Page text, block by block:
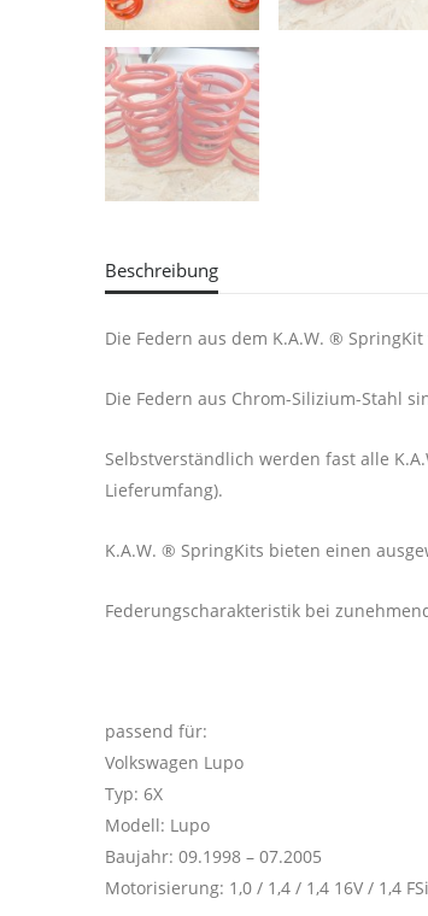
Beschreibung
Die Federn aus dem K.A.W. ®
Die Federn aus Chrom-Silizium-Stahl
Selbstverständlich werden fast alle
Lieferumfang).
K.A.W. ® SpringKits bieten einen
Federungscharakteristik bei
passend für:
Volkswagen Lupo
Typ: 6X
Modell: Lupo
Baujahr: 09.1998 – 07.2005
Motorisierung: 1,0 / 1,4 / 1,4 16V / 1,4